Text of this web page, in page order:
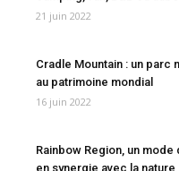
21 juin 2022
Cradle Mountain : un parc
au patrimoine mondial
16 juin 2022
Rainbow Region, un mode
en synergie avec la nature